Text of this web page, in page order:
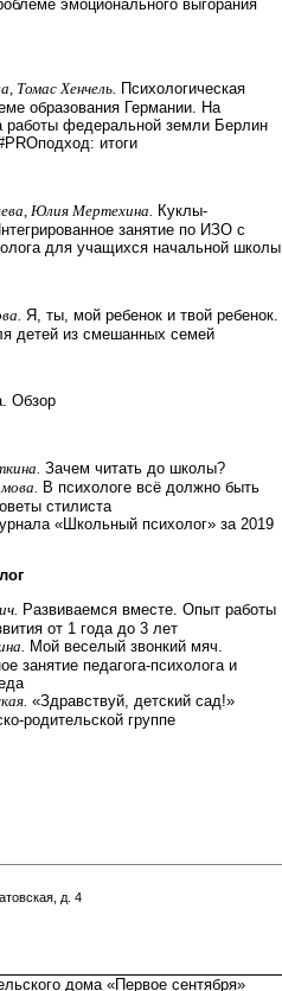
эмоционального выгорания
Томас Хенчель. Психологическая
образования Германии. На
работы федеральной земли Берлин
итоги
Юлия Мертехина.
Куклы-
занятие по ИЗО с
для учащихся начальной школы
Я, ты, мой ребенок и твой ребенок.
детей из смешанных семей
Обзор
Зачем читать до школы?
В психологе всё должно быть
стилиста
«Школьный психолог» за 2019
Развиваемся вместе. Опыт работы
от 1 года до 3 лет
Мой веселый звонкий мяч.
занятие педагога-психолога и
«Здравствуй, детский сад!»
родительской группе
д. 4
дома «Первое сентября»